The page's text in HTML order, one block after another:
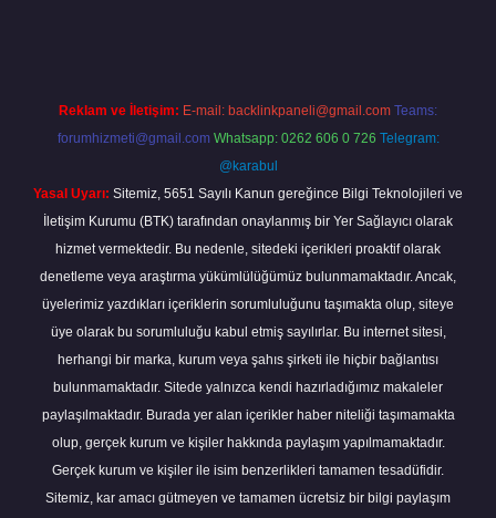
Reklam ve İletişim: E-mail: backlinkpaneli@gmail.com Teams:
forumhizmeti@gmail.com Whatsapp: 0262 606 0 726 Telegram:
@karabul
Yasal Uyarı: Sitemiz, 5651 Sayılı Kanun gereğince Bilgi Teknolojileri ve
İletişim Kurumu (BTK) tarafından onaylanmış bir Yer Sağlayıcı olarak
hizmet vermektedir. Bu nedenle, sitedeki içerikleri proaktif olarak
denetleme veya araştırma yükümlülüğümüz bulunmamaktadır. Ancak,
üyelerimiz yazdıkları içeriklerin sorumluluğunu taşımakta olup, siteye
üye olarak bu sorumluluğu kabul etmiş sayılırlar. Bu internet sitesi,
herhangi bir marka, kurum veya şahıs şirketi ile hiçbir bağlantısı
bulunmamaktadır. Sitede yalnızca kendi hazırladığımız makaleler
paylaşılmaktadır. Burada yer alan içerikler haber niteliği taşımamakta
olup, gerçek kurum ve kişiler hakkında paylaşım yapılmamaktadır.
Gerçek kurum ve kişiler ile isim benzerlikleri tamamen tesadüfidir.
Sitemiz, kar amacı gütmeyen ve tamamen ücretsiz bir bilgi paylaşım